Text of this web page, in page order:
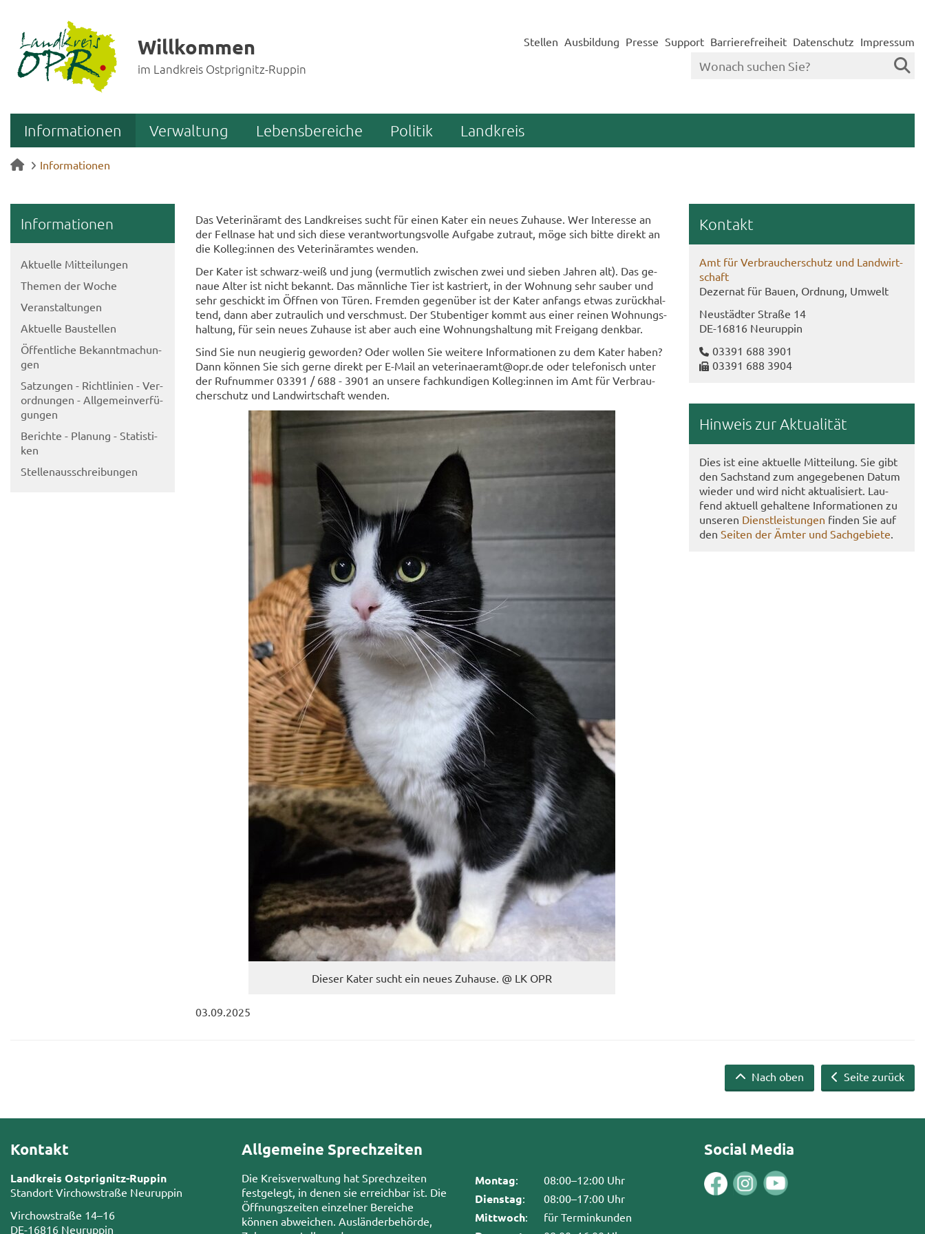
Willkommen
im Landkreis Ostprignitz-Ruppin
Stellen Ausbildung Presse Support Barrierefreiheit Datenschutz Impressum
Informationen Verwaltung Lebensbereiche Politik Landkreis
Informationen
In­for­ma­tio­nen
Ak­tu­el­le Mit­tei­lun­gen
The­men der Woche
Ver­an­stal­tun­gen
Ak­tu­el­le Bau­stel­len
Öf­fent­li­che Be­kannt­ma­chun­
gen
Sat­zun­gen - Richt­li­ni­en - Ver­
ord­nun­gen - All­ge­mein­ver­fü­
gun­gen
Be­rich­te - Pla­nung - Sta­tis­ti­
ken
Stel­len­aus­schrei­bun­gen
Das Ve­te­ri­när­amt des Land­krei­ses sucht für einen Kater ein neues Zu­hau­se. Wer In­ter­es­se an
der Fell­na­se hat und sich diese ver­ant­wor­tungs­vol­le Auf­ga­be zu­traut, möge sich bitte di­rekt an
die Kol­leg:innen des Ve­te­ri­när­am­tes wen­den.
Der Kater ist schwarz-​weiß und jung (ver­mut­lich zwi­schen zwei und sie­ben Jah­ren alt). Das ge­
naue Alter ist nicht be­kannt. Das männ­li­che Tier ist kas­triert, in der Woh­nung sehr sau­ber und
sehr ge­schickt im Öff­nen von Türen. Frem­den ge­gen­über ist der Kater an­fangs etwas zu­rück­hal­
tend, dann aber zu­trau­lich und ver­schmust. Der Stu­ben­ti­ger kommt aus einer rei­nen Woh­nungs­
hal­tung, für sein neues Zu­hau­se ist aber auch eine Woh­nungs­hal­tung mit Frei­gang denk­bar.
Sind Sie nun neu­gie­rig ge­wor­den? Oder wol­len Sie wei­te­re In­for­ma­tio­nen zu dem Kater haben?
Dann kön­nen Sie sich gerne di­rekt per E-​Mail an ve­te­ri­na­er­amt@opr.de oder te­le­fo­nisch unter
der Ruf­num­mer 03391 / 688 - 3901 an un­se­re fach­kun­di­gen Kol­leg:innen im Amt für Ver­brau­
cher­schutz und Land­wirt­schaft wen­den.
Die­ser Kater sucht ein neues Zu­hau­se. @ LK OPR
03.09.2025
Kon­takt
Amt für Ver­brau­cher­schutz und Land­wirt­
schaft
De­zer­nat für Bauen, Ord­nung, Um­welt
Neu­städ­ter Stra­ße 14
DE-​16816 Neu­rup­pin
03391 688 3901
03391 688 3904
Hin­weis zur Ak­tua­li­tät
Dies ist eine ak­tu­el­le Mit­tei­lung. Sie gibt
den Sach­stand zum an­ge­ge­be­nen Datum
wie­der und wird nicht ak­tua­li­siert. Lau­
fend ak­tu­ell ge­hal­te­ne In­for­ma­tio­nen zu
un­se­ren Dienst­leis­tun­gen fin­den Sie auf
den Sei­ten der Ämter und Sach­ge­bie­te.
Seite zurück
Nach oben
Kontakt
Landkreis Ostprignitz-Ruppin
Standort Virchowstraße Neuruppin
Virchowstraße 14–16
DE-16816 Neuruppin
Allgemeine Sprechzeiten
Die Kreisverwaltung hat Sprechzeiten
festgelegt, in denen sie erreichbar ist. Die
Öffnungszeiten einzelner Bereiche
können abweichen. Ausländerbehörde,
Montag: 08:00–12:00 Uhr
Dienstag: 08:00–17:00 Uhr
Mittwoch: für Terminkunden
Social Media